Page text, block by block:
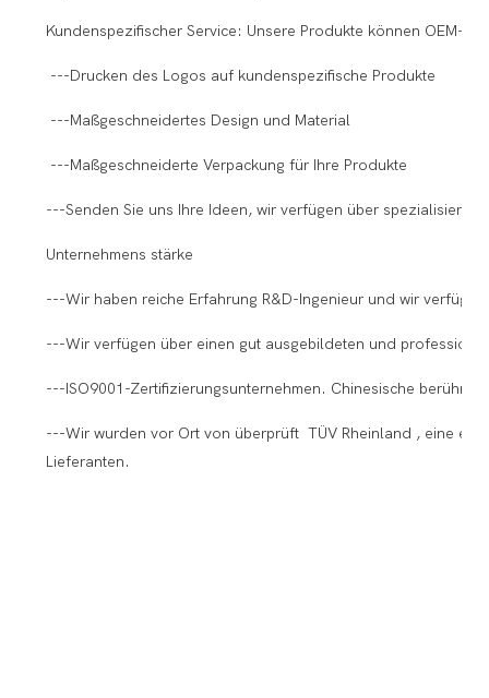
Kundenspezifischer Service: Unsere Produkte können OEM-
---Drucken des Logos auf kundenspezifische Produkte
---Maßgeschneidertes Design und Material
---Maßgeschneiderte Verpackung für Ihre Produkte
---Senden Sie uns Ihre Ideen, wir verfügen über spezialisierte
Unternehmens stärke
---Wir haben reiche Erfahrung R&D-Ingenieur und wir
---Wir verfügen über einen gut ausgebildeten und
---ISO9001-Zertifizierungsunternehmen. Chinesische
---Wir wurden vor Ort von überprüft TÜV Rheinland , eine
Lieferanten.